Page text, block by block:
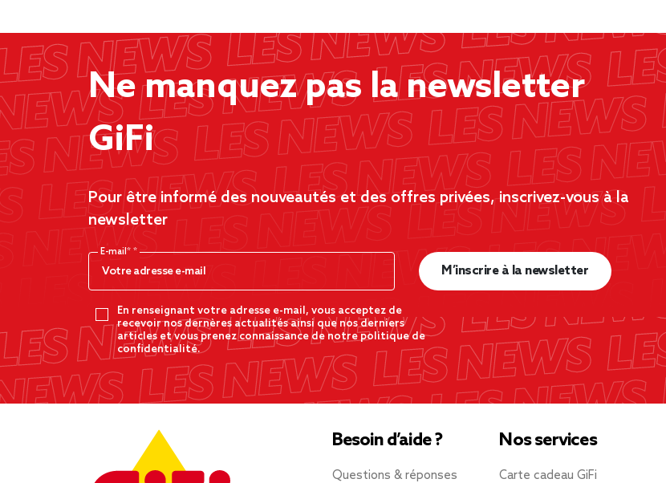
Ne manquez pas la newsletter
GiFi
Pour être informé des nouveautés et des offres privées, inscrivez-vous à la
newsletter
E-mail*
En renseignant votre adresse e-mail, vous acceptez de
recevoir nos dernères actualités ainsi que nos derniers
articles et vous prenez connaissance de notre politique de
confidentialité.
M’inscrire à la newsletter
Besoin d’aide ?
Questions & réponses
Nos services
Carte cadeau GiFi